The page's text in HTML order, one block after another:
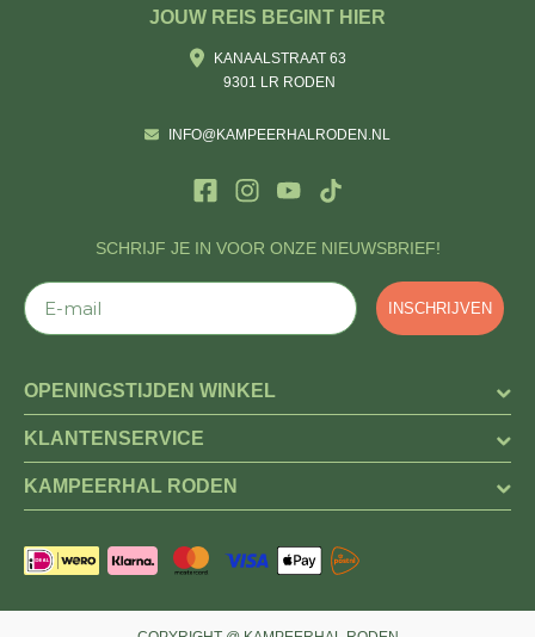
SCHRIJF JE IN VOOR ONZE NIEUWSBRIEF!
E-mail
INSCHRIJVEN
JOUW REIS BEGINT HIER
KANAALSTRAAT 63
9301 LR RODEN
INFO@KAMPEERHALRODEN.NL
OPENINGSTIJDEN WINKEL
KLANTENSERVICE
KAMPEERHAL RODEN